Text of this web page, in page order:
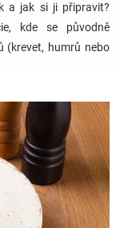
a jak si ji připravit?
kde se původně
(krevet, humrů nebo